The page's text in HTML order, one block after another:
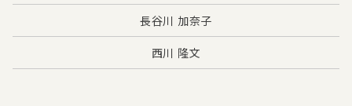
長谷川 加奈子
西川 隆文